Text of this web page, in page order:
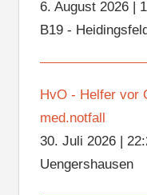
6. August 2026|
B19 -
HvO - Helfer vor
med.notfall
30. Juli 2026|
Uengershausen